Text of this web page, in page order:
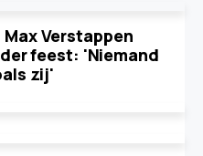
Verstappen
feest: 'Niemand
zij'